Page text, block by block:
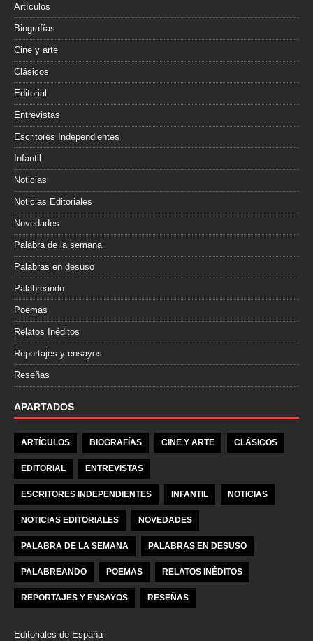
Artículos
Biografías
Cine y arte
Clásicos
Editorial
Entrevistas
Escritores Independientes
Infantil
Noticias
Noticias Editoriales
Novedades
Palabra de la semana
Palabras en desuso
Palabreando
Poemas
Relatos Inéditos
Reportajes y ensayos
Reseñas
APARTADOS
ARTÍCULOS BIOGRAFÍAS CINE Y ARTE CLÁSICOS
EDITORIAL ENTREVISTAS
ESCRITORES INDEPENDIENTES INFANTIL NOTICIAS
NOTICIAS EDITORIALES NOVEDADES
PALABRA DE LA SEMANA PALABRAS EN DESUSO
PALABREANDO POEMAS RELATOS INÉDITOS
REPORTAJES Y ENSAYOS RESEÑAS
Editoriales de España